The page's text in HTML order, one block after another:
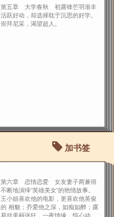
第五章 大学春秋 初露锋芒羽渐丰
活跃好动，却选择耽于沉思的好学。
崇拜尼采，渴望超人。
加书签
第六章 恋情恋爱 女友妻子两兼得
不断地演绎“英雄美女”的艳情故事。
王小姐喜欢他的电影，更喜欢他英俊
的 相貌；乔爱他之深，如痴如醉；露